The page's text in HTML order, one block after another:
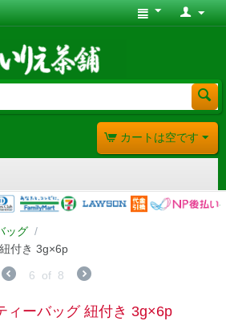
カートは空です
ッグ /
付き 3g×6p
6 of 8
ィーバッグ 紐付き 3g×6p